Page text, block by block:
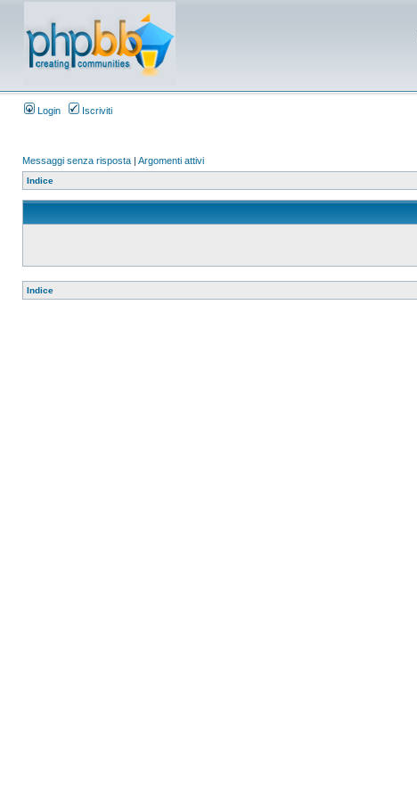
Login Iscriviti
Messaggi senza risposta | Argomenti attivi
Indice
Indice